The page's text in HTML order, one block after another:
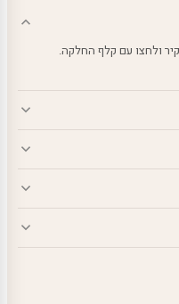
ולחצו עם קלף החלקה.